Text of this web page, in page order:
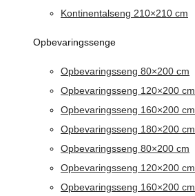
Kontinentalseng 210×210 cm
Opbevaringssenge
Opbevaringsseng 80×200 cm
Opbevaringsseng 120×200 cm
Opbevaringsseng 160×200 cm
Opbevaringsseng 180×200 cm
Opbevaringsseng 80×200 cm
Opbevaringsseng 120×200 cm
Opbevaringsseng 160×200 cm